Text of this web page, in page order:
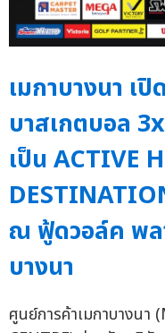
เมกาบางนา เ
บาสเกตบอล
เป็น ACTIVE
ณ ฟู้ดวอล์ค พล
บางนา
ศูนย์การค้าเมกาบางนา